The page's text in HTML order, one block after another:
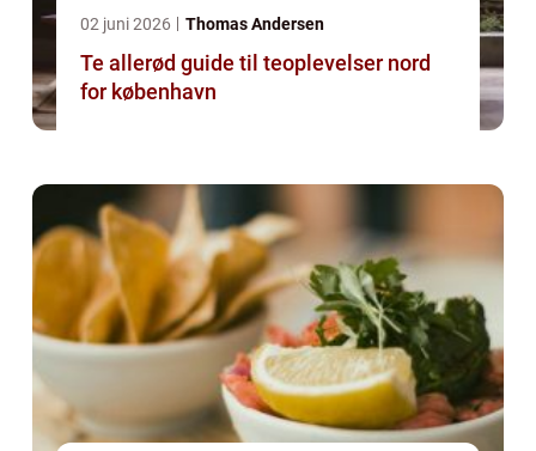
02 juni 2026 Thomas Andersen
Te allerød guide til teoplevelser nord
for københavn